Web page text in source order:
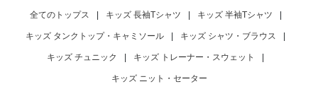
全てのトップス | キッズ 長袖Tシャツ | キッズ 半袖Tシャツ |
キッズ タンクトップ・キャミソール | キッズ シャツ・ブラウス |
キッズ チュニック | キッズ トレーナー・スウェット |
キッズ ニット・セーター